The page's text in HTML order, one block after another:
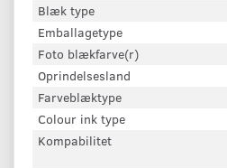
Blæk type
Emballagetype
Foto blækfarve(r)
Oprindelsesland
Farveblæktype
Colour ink type
Kompabilitet